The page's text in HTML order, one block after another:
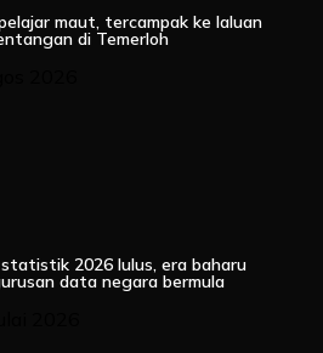
maut, tercampak ke laluan
di Temerloh
statistik 2026 lulus, era baharu
data negara bermula